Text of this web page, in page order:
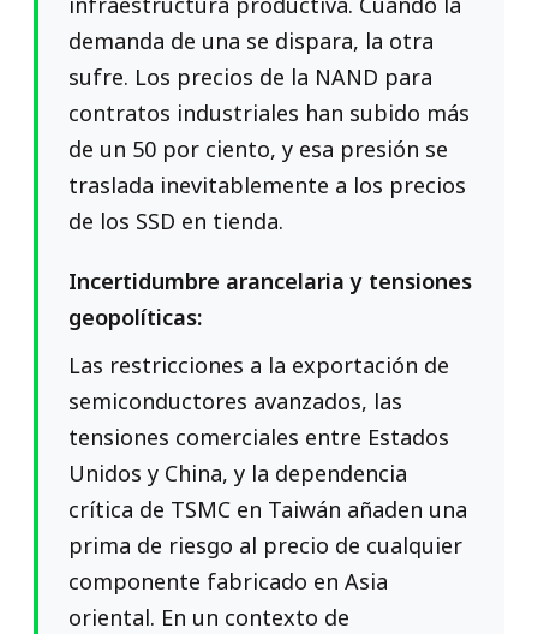
demanda de una se dispara, la otra
sufre. Los precios de la NAND para
contratos industriales han subido más
de un 50 por ciento, y esa presión se
traslada inevitablemente a los precios
de los SSD en tienda.
Incertidumbre arancelaria y tensiones
geopolíticas:
Las restricciones a la exportación de
semiconductores avanzados, las
tensiones comerciales entre Estados
Unidos y China, y la dependencia
crítica de TSMC en Taiwán añaden una
prima de riesgo al precio de cualquier
componente fabricado en Asia
oriental. En un contexto de